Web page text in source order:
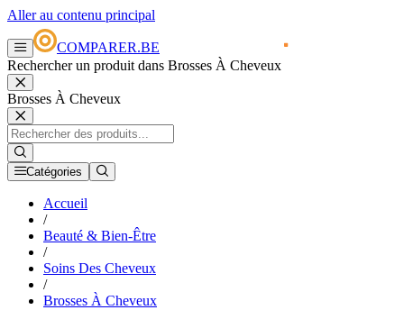
Aller au contenu principal
COMPARER.BE
Rechercher un produit dans Brosses À Cheveux
Brosses À Cheveux
Catégories
Accueil
/
Beauté & Bien-Être
/
Soins Des Cheveux
/
Brosses À Cheveux